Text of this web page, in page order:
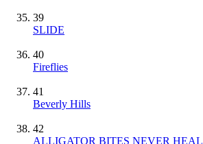
39
SLIDE
40
Fireflies
41
Beverly Hills
42
ALLIGATOR BITES NEVER HEAL